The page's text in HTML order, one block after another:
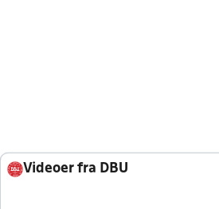
Videoer fra DBU